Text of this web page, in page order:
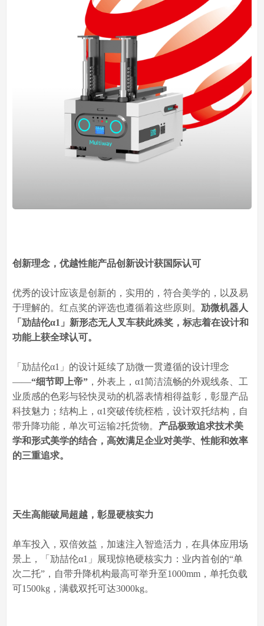
创新理念，优越性能产品创新设计获国际认可
优秀的设计应该是创新的，实用的，符合美学的，以及易
于理解的。红点奖的评选也遵循着这些原则。 劢微机器人
「劢喆伦α1」新形态无人叉车获此殊奖，标志着在设计和
功能上获全球认可。
「劢喆伦α1」的设计延续了劢微一贯遵循的设计理念
——“细节即上帝” ，外表上，α1简洁流畅的外观线条、工
业质感的色彩与轻快灵动的机器表情相得益彰，彰显产品
科技魅力；结构上，α1突破传统桎梏，设计双托结构，自
带升降功能，单次可运输2托货物。 产品极致追求技术美
学和形式美学的结合，高效满足企业对美学、性能和效率
的三重追求。
天生高能破局超越，彰显硬核实力
单车投入，双倍效益，加速注入智造活力，在具体应用场
景上，「劢喆伦α1」展现惊艳硬核实力：业内首创的“单
次二托”，自带升降机构最高可举升至1000mm，单托负载
可1500kg，满载双托可达3000kg。